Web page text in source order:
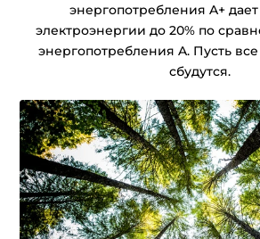
энергопотребления A+
электроэнергии до 20% по
энергопотребления A. Пусть
сбудутся.